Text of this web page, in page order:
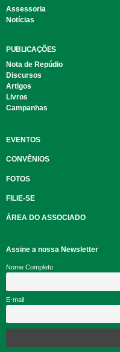
Assessoria
Notícias
PUBLICAÇÕES
Nota de Repúdio
Discursos
Artigos
Livros
Campanhas
EVENTOS
CONVÊNIOS
FOTOS
FILIE-SE
ÁREA DO ASSOCIADO
Assine a nossa Newsletter
Nome Completo
E-mail